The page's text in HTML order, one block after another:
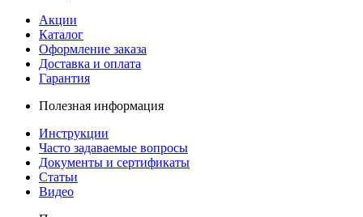
Акции
Каталог
Оформление заказа
Доставка и оплата
Гарантия
Полезная информация
Инструкции
Часто задаваемые вопросы
Документы и сертификаты
Статьи
Видео